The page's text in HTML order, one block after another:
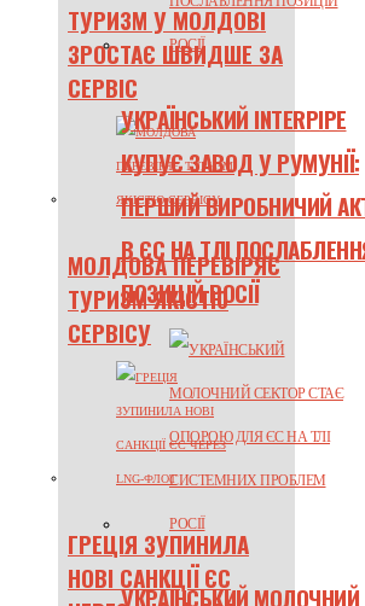
ТУРИЗМ У МОЛДОВІ
ЗРОСТАЄ ШВИДШЕ ЗА
СЕРВІС
МОЛДОВА ПЕРЕВІРЯЄ
ТУРИЗМ ЯКІСТЮ
СЕРВІСУ
ГРЕЦІЯ ЗУПИНИЛА
НОВІ САНКЦІЇ ЄС
УКРАЇНСЬКИЙ INTERPIPE
КУПУЄ ЗАВОД У РУМУНІЇ:
ПЕРШИЙ ВИРОБНИЧИЙ
В ЄС НА ТЛІ
ПОЗИЦІЙ РОСІЇ
УКРАЇНСЬКИЙ МОЛОЧНИЙ